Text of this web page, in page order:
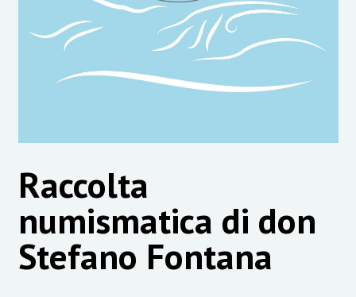
Raccolta
numismatica di don
Stefano Fontana